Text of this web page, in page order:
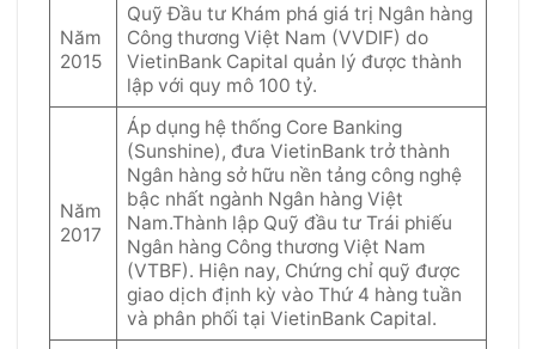
Năm
2015
Quỹ Đầu tư Khám phá giá trị Ngân hàng
Công thương Việt Nam (VVDIF) do
VietinBank Capital quản lý được thành
lập với quy mô 100 tỷ.
Năm
2017
Áp dụng hệ thống Core Banking
(Sunshine), đưa VietinBank trở thành
Ngân hàng sở hữu nền tảng công nghệ
bậc nhất ngành Ngân hàng Việt
Nam.Thành lập Quỹ đầu tư Trái phiếu
Ngân hàng Công thương Việt Nam
(VTBF). Hiện nay, Chứng chỉ quỹ được
giao dịch định kỳ vào Thứ 4 hàng tuần
và phân phối tại VietinBank Capital.